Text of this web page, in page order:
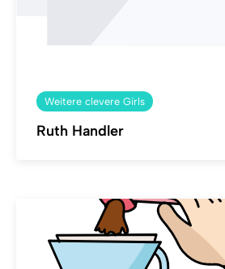
Weitere clevere Girls
Ruth Handler